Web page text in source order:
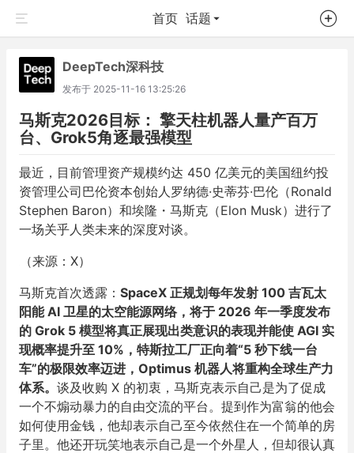
首页 话题
DeepTech深科技
发布于 2025-11-16 13:25:26
马斯克2026目标： 擎天柱机器人量产百万
台、Grok5角逐最强模型
最近，目前管理资产规模约达 450 亿美元的美国纽约投
资管理公司巴伦资本创始人罗纳德·史蒂芬·巴伦（Ronald
Stephen Baron）和埃隆・马斯克（Elon Musk）进行了
一场关乎人类未来的深度对谈。
（来源：X）
马斯克首次透露： SpaceX 正规划每年发射 100 吉瓦太
阳能 AI 卫星的太空能源网络，将于 2026 年一季度发布
的 Grok 5 模型将真正展现出类意识的表现并能使 AGI 实
现概率提升至 10%，特斯拉工厂正向着“5 秒下线一台
车”的极限效率迈进，Optimus 机器人将重构全球生产力
体系。 谈及收购 X 的初衷，马斯克表示自己是为了促成
一个不煽动暴力的自由交流的平台。提到作为富翁的他会
如何使用金钱，他却表示自己至今依然住在一个简单的房
子里。他还开玩笑地表示自己是一个外星人，但却很认真